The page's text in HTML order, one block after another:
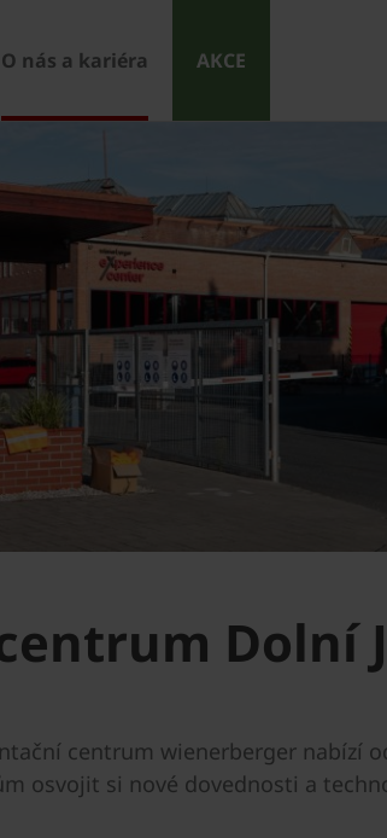
O nás a kariéra AKCE
Dolní
centrum wienerberger nabízí
osvojit si nové dovednosti a